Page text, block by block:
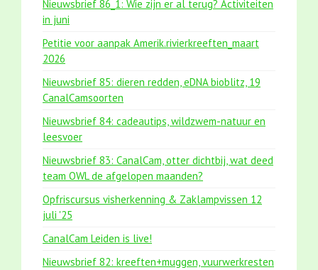
Nieuwsbrief 86_1: Wie zijn er al terug? Activiteiten
in juni
Petitie voor aanpak Amerik.rivierkreeften_maart
2026
Nieuwsbrief 85: dieren redden, eDNA bioblitz, 19
CanalCamsoorten
Nieuwsbrief 84: cadeautips, wildzwem-natuur en
leesvoer
Nieuwsbrief 83: CanalCam, otter dichtbij, wat deed
team OWL de afgelopen maanden?
Opfriscursus visherkenning & Zaklampvissen 12
juli '25
CanalCam Leiden is live!
Nieuwsbrief 82: kreeften+muggen, vuurwerkresten